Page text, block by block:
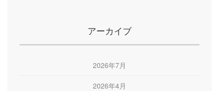
アーカイブ
2026年7月
2026年4月